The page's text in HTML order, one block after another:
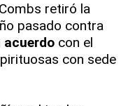
retiró la
pasado contra
acuerdo con el
con sede